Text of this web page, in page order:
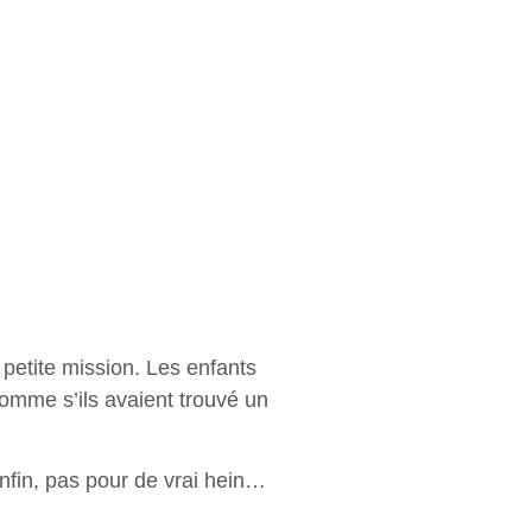
mission. Les enfants
s’ils avaient trouvé un
pas pour de vrai hein…